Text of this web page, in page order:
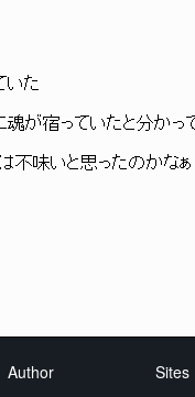
た
ていたと分かって
思ったのかなぁ
Author Sites